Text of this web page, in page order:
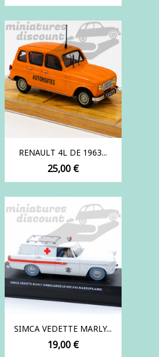
RENAULT 4L DE 1963...
Prix
25,00 €
SIMCA VEDETTE MARLY...
Prix
19,00 €